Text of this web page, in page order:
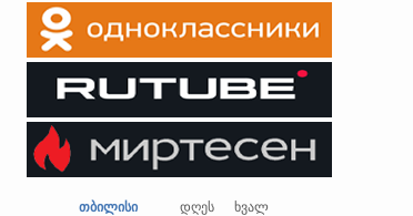
თბილისი დღეს
ხვალ